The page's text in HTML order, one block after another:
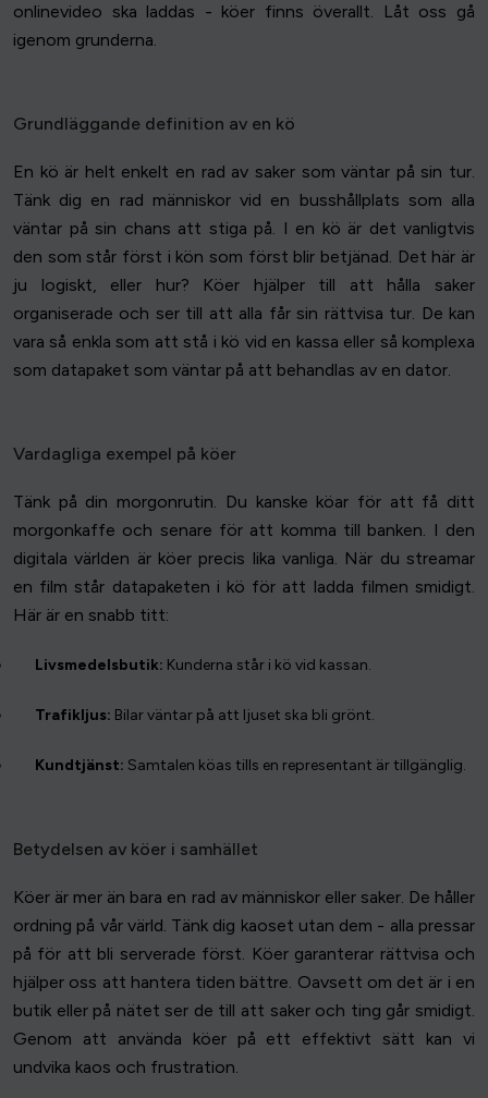
onlinevideo ska laddas - köer finns överallt. Låt oss gå
igenom grunderna.
Grundläggande definition av en kö
En kö är helt enkelt en rad av saker som väntar på sin tur.
Tänk dig en rad människor vid en busshållplats som alla
väntar på sin chans att stiga på. I en kö är det vanligtvis
den som står först i kön som först blir betjänad. Det här är
ju logiskt, eller hur? Köer hjälper till att hålla saker
organiserade och ser till att alla får sin rättvisa tur. De kan
vara så enkla som att stå i kö vid en kassa eller så komplexa
som datapaket som väntar på att behandlas av en dator.
Vardagliga exempel på köer
Tänk på din morgonrutin. Du kanske köar för att få ditt
morgonkaffe och senare för att komma till banken. I den
digitala världen är köer precis lika vanliga. När du streamar
en film står datapaketen i kö för att ladda filmen smidigt.
Här är en snabb titt:
Livsmedelsbutik: Kunderna står i kö vid kassan.
Trafikljus: Bilar väntar på att ljuset ska bli grönt.
Kundtjänst: Samtalen köas tills en representant är tillgänglig.
Betydelsen av köer i samhället
Köer är mer än bara en rad av människor eller saker. De håller
ordning på vår värld. Tänk dig kaoset utan dem - alla pressar
på för att bli serverade först. Köer garanterar rättvisa och
hjälper oss att hantera tiden bättre. Oavsett om det är i en
butik eller på nätet ser de till att saker och ting går smidigt.
Genom att använda köer på ett effektivt sätt kan vi
undvika kaos och frustration.